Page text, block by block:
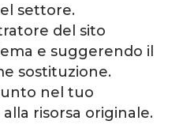
settore.
del sito
e suggerendo il
sostituzione.
nel tuo
risorsa originale.